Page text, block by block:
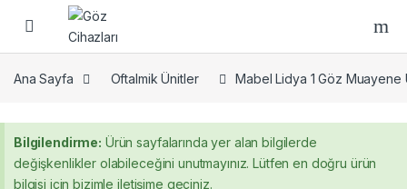
Skip to navigation
Skip to content
Ana Sayfa Oftalmik Ünitler Mabel Lidya 1 Göz
Bilgilendirme: Ürün sayfalarında yer alan bilgilerde
değişkenlikler olabileceğini unutmayınız. Lütfen en doğru ürün
bilgisi için bizimle iletişime geçiniz.